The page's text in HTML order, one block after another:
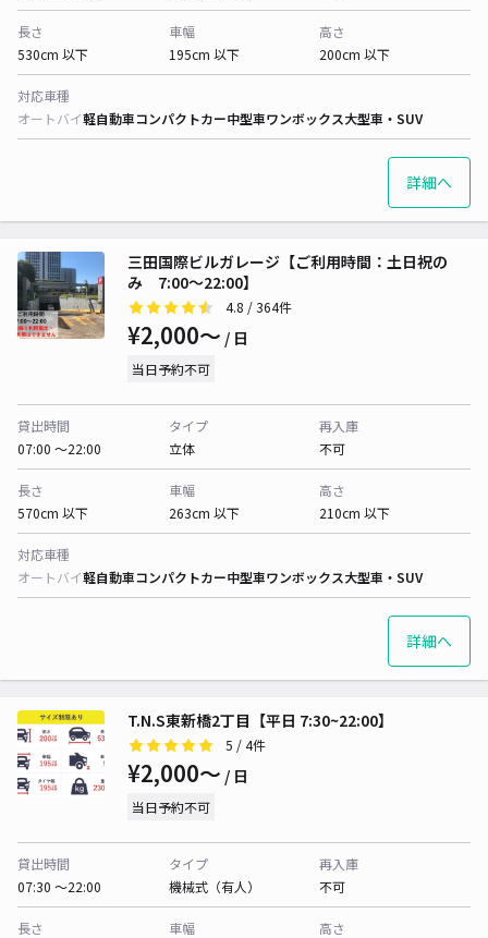
長さ
530cm 以下
車幅
195cm 以下
高さ
200cm 以下
対応車種
オートバイ軽自動車コンパクトカー中型車ワンボックス大型車・SUV
詳細へ
三田国際ビルガレージ【ご利用時間：土日祝の
み 7:00～22:00】
4.8 / 364件
¥2,000〜 / 日
当日予約不可
貸出時間
07:00 〜22:00
タイプ
立体
再入庫
不可
長さ
570cm 以下
車幅
263cm 以下
高さ
210cm 以下
対応車種
オートバイ軽自動車コンパクトカー中型車ワンボックス大型車・SUV
詳細へ
T.N.S東新橋2丁目【平日 7:30~22:00】
5 / 4件
¥2,000〜 / 日
当日予約不可
貸出時間
07:30 〜22:00
タイプ
機械式（有人）
再入庫
不可
長さ
車幅
高さ